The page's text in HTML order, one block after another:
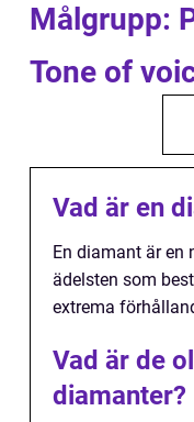
Målgrupp:
Tone of
Vad är en
En diamant är
ädelsten som
extrema
Vad är de
diamanter?